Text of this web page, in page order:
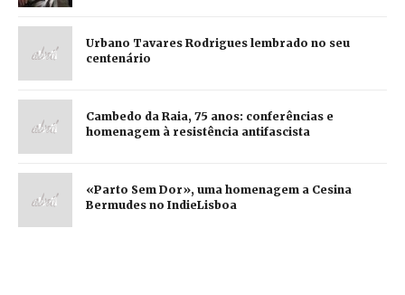
Urbano Tavares Rodrigues lembrado no seu
centenário
Cambedo da Raia, 75 anos: conferências e
homenagem à resistência antifascista
«Parto Sem Dor», uma homenagem a Cesina
Bermudes no IndieLisboa